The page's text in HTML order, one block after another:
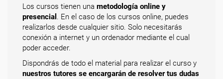
Los cursos tienen una metodología online y
presencial . En el caso de los cursos online, puedes
realizarlos desde cualquier sitio. Solo necesitarás
conexión a internet y un ordenador mediante el cual
poder acceder.
Dispondrás de todo el material para realizar el curso y
nuestros tutores se encargarán de resolver tus dudas